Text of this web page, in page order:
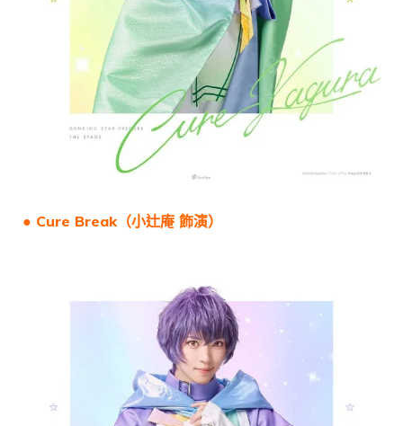
● Cure Break（小辻庵飾演）